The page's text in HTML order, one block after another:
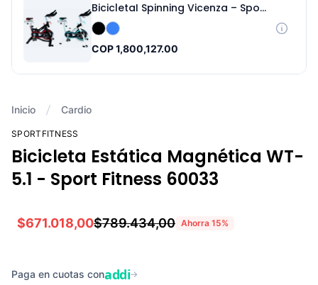
BicicletaI Spinning Vicenza – Sport Fitness 070319
COP 1,800,127.00
Inicio Cardio
SPORTFITNESS
Bicicleta Estática Magnética WT-
5.1 - Sport Fitness 60033
$671.018,00$789.434,00 Ahorra 15%
Paga en cuotas conaddi→